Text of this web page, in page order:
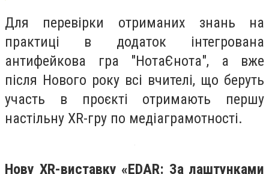
Для перевірки отриманих знань на
практиці в додаток інтегрована
антифейкова гра "НотаЄнота", а вже
після Нового року всі вчителі, що беруть
участь в проєкті отримають першу
настільну XR-гру по медіаграмотності.
Нову XR-виставку «EDAR: За лаштунками